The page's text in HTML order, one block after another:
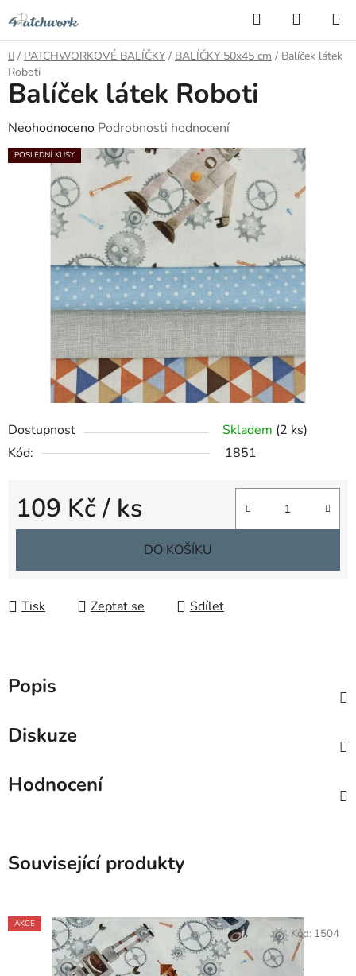
Přejít
na
obsah
Hledat
KOŠÍK
Domů
/ PATCHWORKOVÉ BALÍČKY / BALÍČKY 50x45 cm / Balíček látek
Roboti
Dostupnost Skladem (2 ks)
Kód:
1851
109 Kč/ ks
Měrná cena:
DO KOŠÍKU
Tisk Zeptat se Sdílet
Balíček látek Roboti
Průměrné
hodnocení
produktu
hvězdiček.
Neohodnoceno Podrobnosti hodnocení
POSLEDNÍ KUSY
Popis
Diskuze
Hodnocení
Související produkty
AKCE
Kód: 1504